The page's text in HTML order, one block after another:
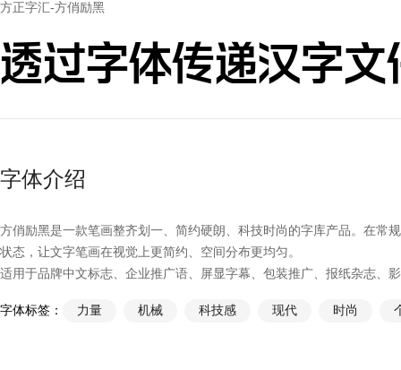
方正字汇-方俏励黑
透过字体传递汉字文
字体介绍
方俏励黑是一款笔画整齐划一、简约硬朗、科技时尚的字库产品。在常
状态，让文字笔画在视觉上更简约、空间分布更均匀。
适用于品牌中文标志、企业推广语、屏显字幕、包装推广、报纸杂志、
字体标签： 力量 机械 科技感 现代 时尚